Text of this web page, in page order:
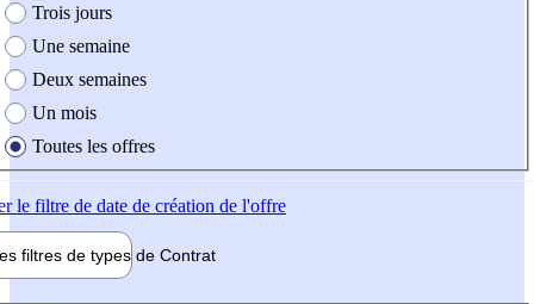
Trois jours
Une semaine
Deux semaines
Un mois
Toutes les offres
le filtre de date de création de l'offre
filtres de types de Contrat